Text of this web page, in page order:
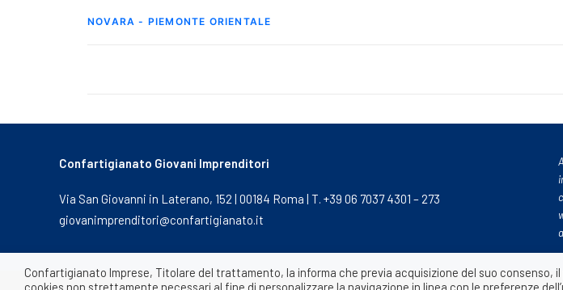
NOVARA - PIEMONTE ORIENTALE
Confartigianato Giovani Imprenditori
Via San Giovanni in Laterano, 152 | 00184 Roma | T. +39 06 7037 4301 – 273
giovanimprenditori@confartigianato.it
Confartigianato Imprese, Titolare del trattamento, la informa che previa acquisizione del suo consenso,
cookies non strettamente necessari al fine di personalizzare la navigazione in linea con le preferenze